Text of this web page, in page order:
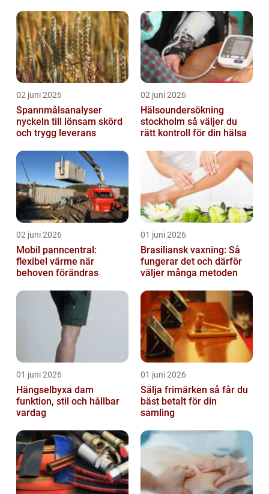
02 juni 2026
Spannmålsanalyser
nyckeln till lönsam skörd
och trygg leverans
02 juni 2026
Hälsoundersökning
stockholm så väljer du
rätt kontroll för din hälsa
02 juni 2026
Mobil panncentral:
flexibel värme när
behoven förändras
01 juni 2026
Brasiliansk vaxning: Så
fungerar det och därför
väljer många metoden
01 juni 2026
Hängselbyxa dam
funktion, stil och hållbar
vardag
01 juni 2026
Sälja frimärken så får du
bäst betalt för din
samling